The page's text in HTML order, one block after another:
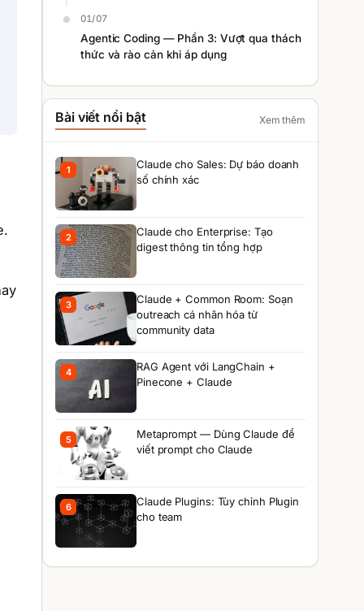
01/07
Agentic Coding — Phần 3: Vượt qua thách
thức và rào cản khi áp dụng
Bài viết nổi bật Xem thêm
1
Claude cho Sales: Dự báo doanh
số chính xác
2
Claude cho Enterprise: Tạo
digest thông tin tổng hợp
3
Claude + Common Room: Soạn
outreach cá nhân hóa từ
community data
4
RAG Agent với LangChain +
Pinecone + Claude
5
Metaprompt — Dùng Claude để
viết prompt cho Claude
6
Claude Plugins: Tùy chỉnh Plugin
cho team